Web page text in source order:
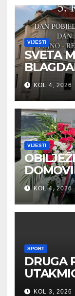
VIJESTI
SVETA
KOL 4, 2026
VIJESTI
U KOL 4, 2026
SPORT
DRUGA
KOL 3, 2026